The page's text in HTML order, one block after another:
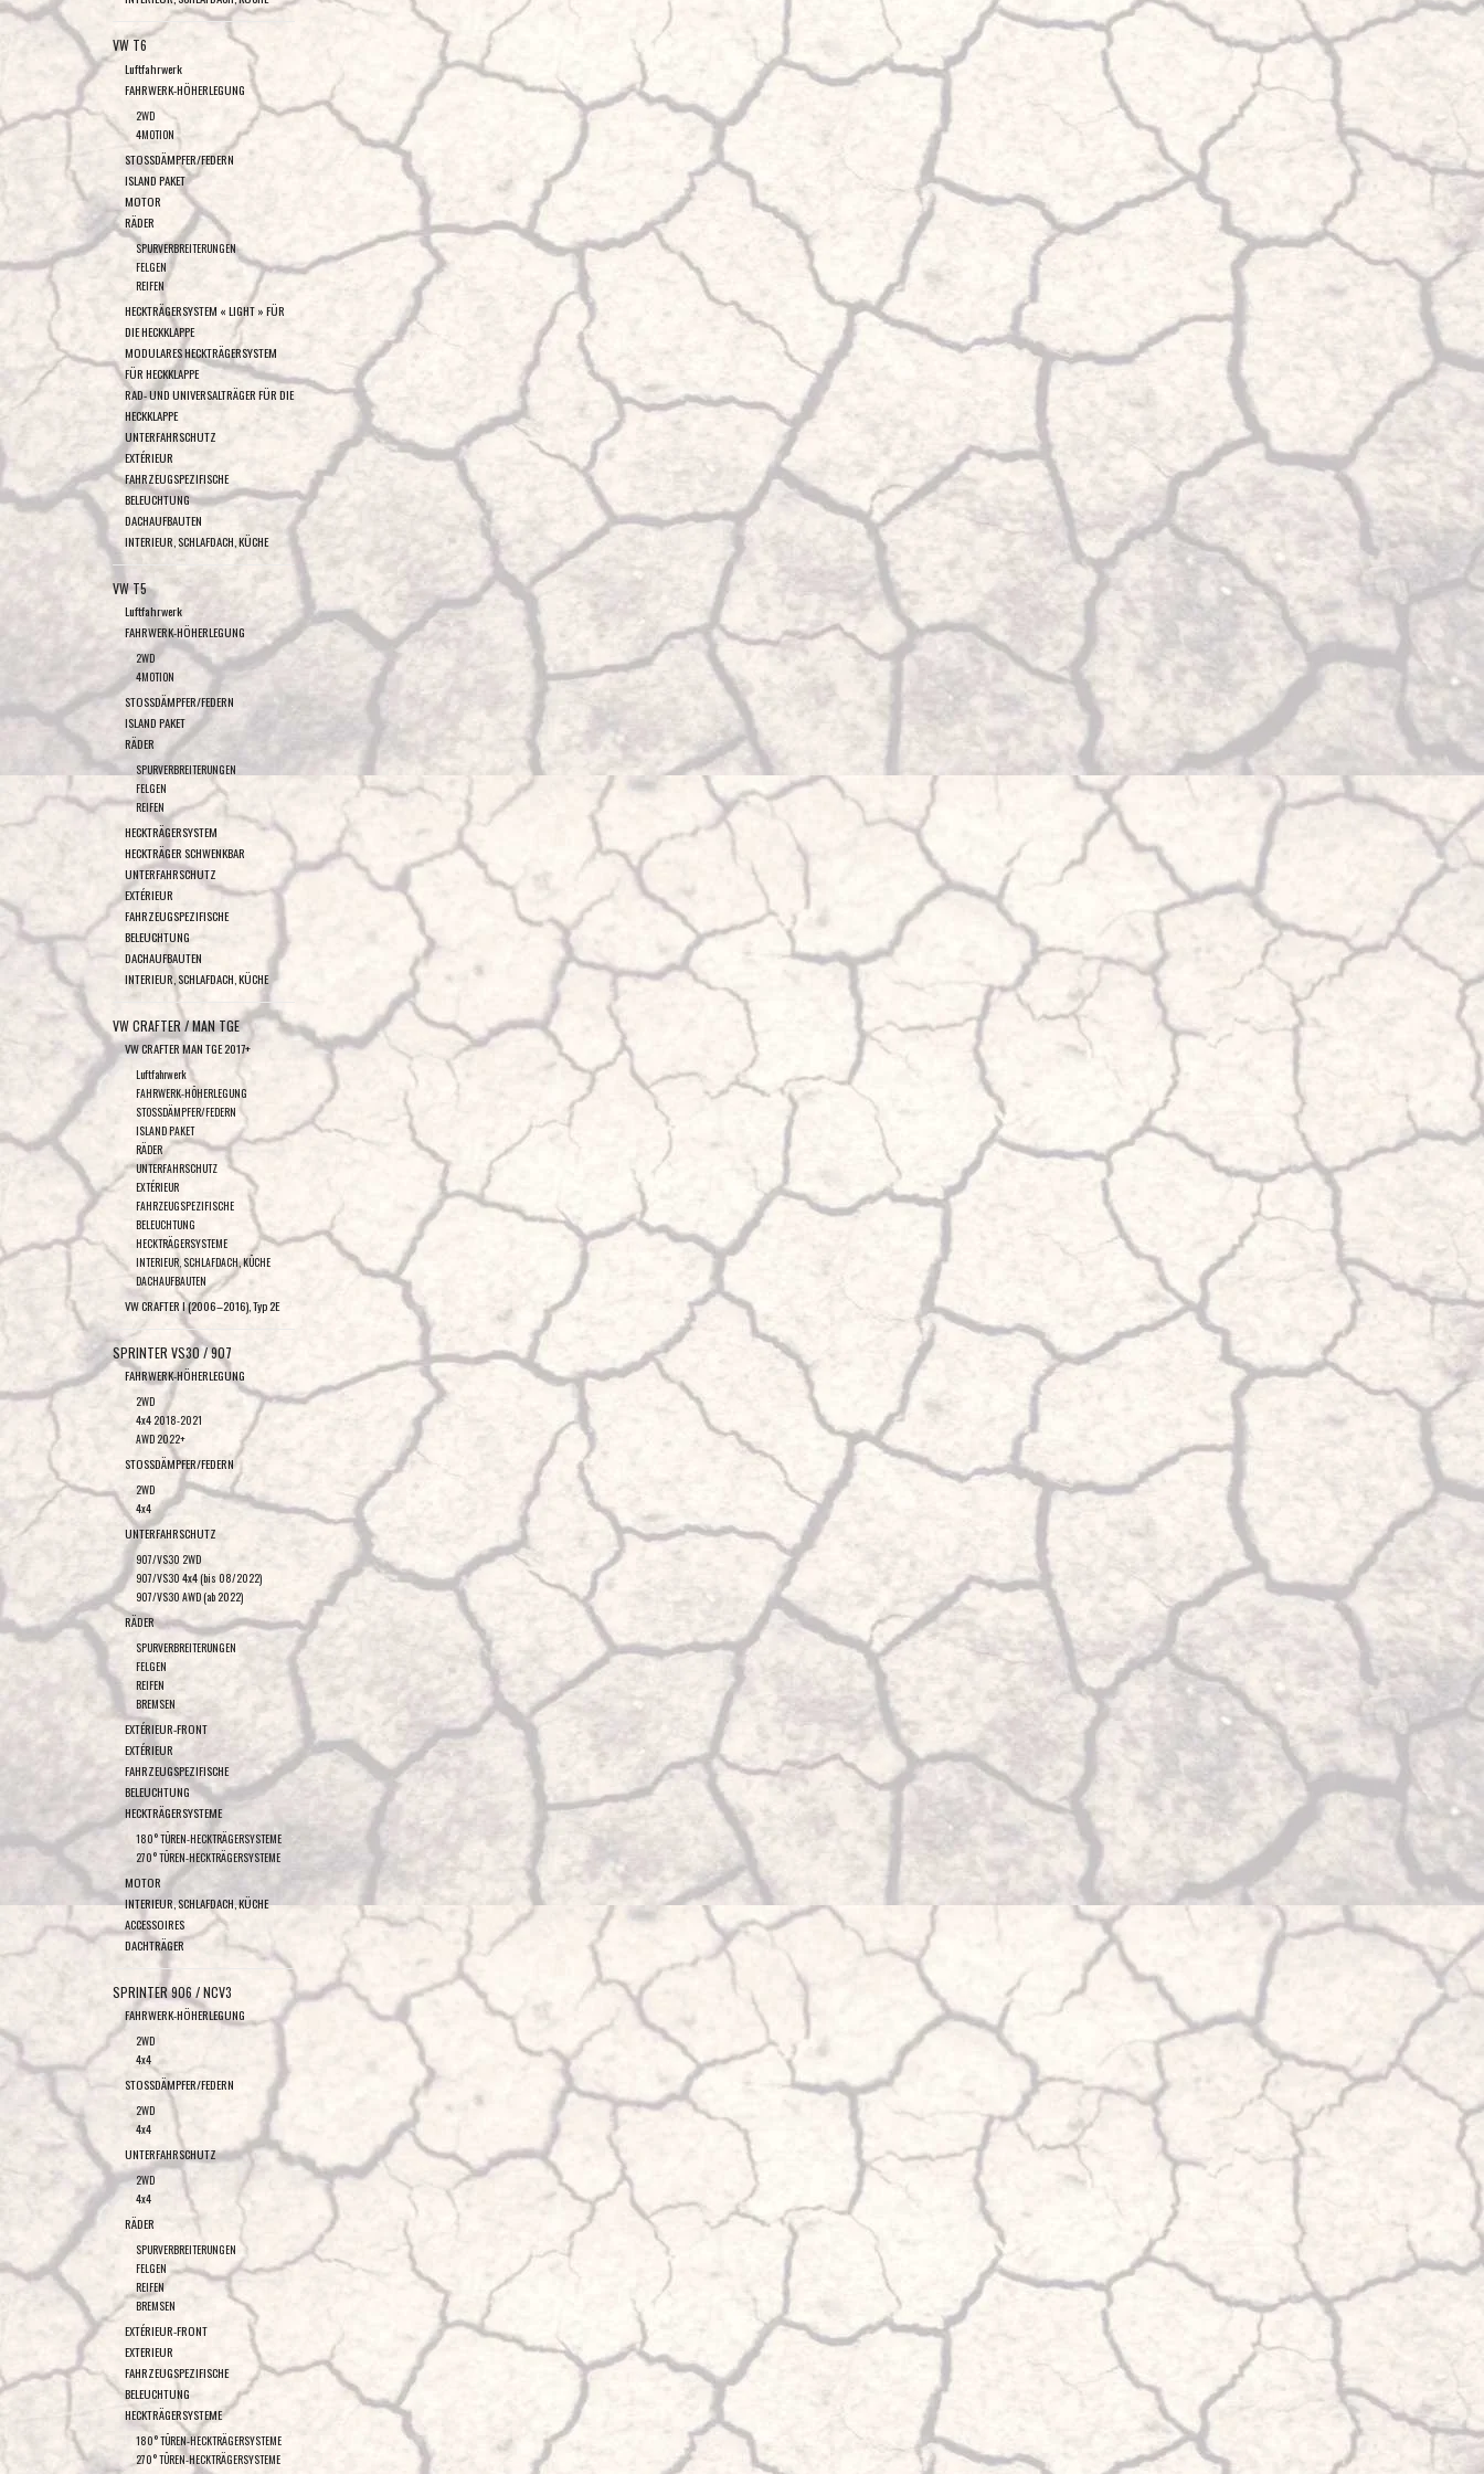
VW T6
Luftfahrwerk
FAHRWERK-HÖHERLEGUNG
2WD
4MOTION
STOSSDÄMPFER/FEDERN
ISLAND PAKET
MOTOR
RÄDER
SPURVERBREITERUNGEN
FELGEN
REIFEN
HECKTRÄGERSYSTEM « LIGHT » FÜR
DIE HECKKLAPPE
MODULARES HECKTRÄGERSYSTEM
FÜR HECKKLAPPE
RAD- UND UNIVERSALTRÄGER FÜR DIE
HECKKLAPPE
UNTERFAHRSCHUTZ
EXTÉRIEUR
FAHRZEUGSPEZIFISCHE
BELEUCHTUNG
DACHAUFBAUTEN
INTERIEUR, SCHLAFDACH, KÜCHE
VW T5
Luftfahrwerk
FAHRWERK-HÖHERLEGUNG
2WD
4MOTION
STOSSDÄMPFER/FEDERN
ISLAND PAKET
RÄDER
SPURVERBREITERUNGEN
FELGEN
REIFEN
HECKTRÄGERSYSTEM
HECKTRÄGER SCHWENKBAR
UNTERFAHRSCHUTZ
EXTÉRIEUR
FAHRZEUGSPEZIFISCHE
BELEUCHTUNG
DACHAUFBAUTEN
INTERIEUR, SCHLAFDACH, KÜCHE
VW CRAFTER / MAN TGE
VW CRAFTER MAN TGE 2017+
Luftfahrwerk
FAHRWERK-HÖHERLEGUNG
STOSSDÄMPFER/FEDERN
ISLAND PAKET
RÄDER
UNTERFAHRSCHUTZ
EXTÉRIEUR
FAHRZEUGSPEZIFISCHE
BELEUCHTUNG
HECKTRÄGERSYSTEME
INTERIEUR, SCHLAFDACH, KÜCHE
DACHAUFBAUTEN
VW CRAFTER I (2006–2016), Typ 2E
SPRINTER VS30 / 907
FAHRWERK-HÖHERLEGUNG
2WD
4x4 2018-2021
AWD 2022+
STOSSDÄMPFER/FEDERN
2WD
4x4
UNTERFAHRSCHUTZ
907/VS30 2WD
907/VS30 4x4 (bis 08/2022)
907/VS30 AWD (ab 2022)
RÄDER
SPURVERBREITERUNGEN
FELGEN
REIFEN
BREMSEN
EXTÉRIEUR-FRONT
EXTÉRIEUR
FAHRZEUGSPEZIFISCHE
BELEUCHTUNG
HECKTRÄGERSYSTEME
180° TÜREN-HECKTRÄGERSYSTEME
270° TÜREN-HECKTRÄGERSYSTEME
MOTOR
INTERIEUR, SCHLAFDACH, KÜCHE
ACCESSOIRES
DACHTRÄGER
SPRINTER 906 / NCV3
FAHRWERK-HÖHERLEGUNG
2WD
4x4
STOSSDÄMPFER/FEDERN
2WD
4x4
UNTERFAHRSCHUTZ
2WD
4x4
RÄDER
SPURVERBREITERUNGEN
FELGEN
REIFEN
BREMSEN
EXTÉRIEUR-FRONT
EXTERIEUR
FAHRZEUGSPEZIFISCHE
BELEUCHTUNG
HECKTRÄGERSYSTEME
180° TÜREN-HECKTRÄGERSYSTEME
270° TÜREN-HECKTRÄGERSYSTEME